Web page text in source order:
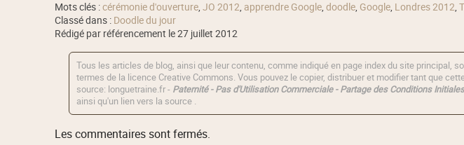
Mots clés :cérémonie d'ouverture, JO 2012, apprendre Google, doodle, Google, Londres 2012,
Classé dans : Doodle du jour
Rédigé par référencement le 27 juillet 2012
Tous les articles de blog, ainsi que leur contenu, comme indiqué en page index du site principal,
termes de la licence Creative Commons. Vous pouvez le copier, distribuer et modifier tant que
source: longuetraine.fr - Paternité - Pas d'Utilisation Commerciale - Partage des Conditions
ainsi qu'un lien vers la source .
Les commentaires sont fermés.